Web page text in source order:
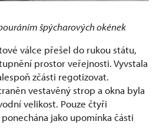
špýcharových okének
válce přešel do rukou státu,
prostor veřejnosti. Vyvstala
zčásti regotizovat.
vestavěný strop a okna byla
velikost. Pouze čtyři
jako upomínka části